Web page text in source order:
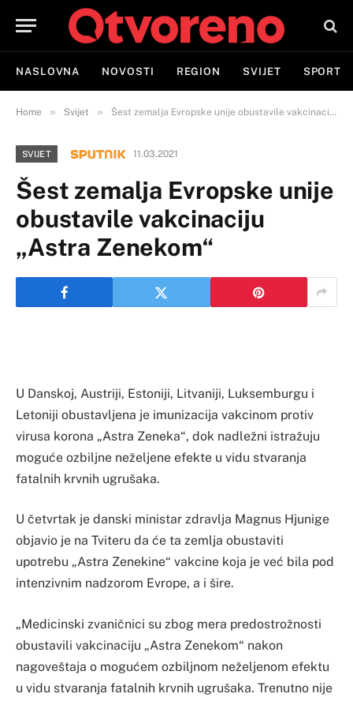
NASLOVNA NOVOSTI REGION SVIJET SPORT
Home » Svijet » Šest zemalja Evropske unije obustavile vakcinaciju „Astra Zenekom“
SVIJET 11.03.2021
Šest zemalja Evropske unije
obustavile vakcinaciju
„Astra Zenekom“
U Danskoj, Austriji, Estoniji, Litvaniji, Luksemburgu i
Letoniji obustavljena je imunizacija vakcinom protiv
virusa korona „Astra Zeneka“, dok nadležni istražuju
moguće ozbiljne neželjene efekte u vidu stvaranja
fatalnih krvnih ugrušaka.
U četvrtak je danski ministar zdravlja Magnus Hjunige
objavio je na Tviteru da će ta zemlja obustaviti
upotrebu „Astra Zenekine“ vakcine koja je već bila pod
intenzivnim nadzorom Evrope, a i šire.
„Medicinski zvaničnici su zbog mera predostrožnosti
obustavili vakcinaciju „Astra Zenekom“ nakon
nagoveštaja o mogućem ozbiljnom neželjenom efektu
u vidu stvaranja fatalnih krvnih ugrušaka. Trenutno nije